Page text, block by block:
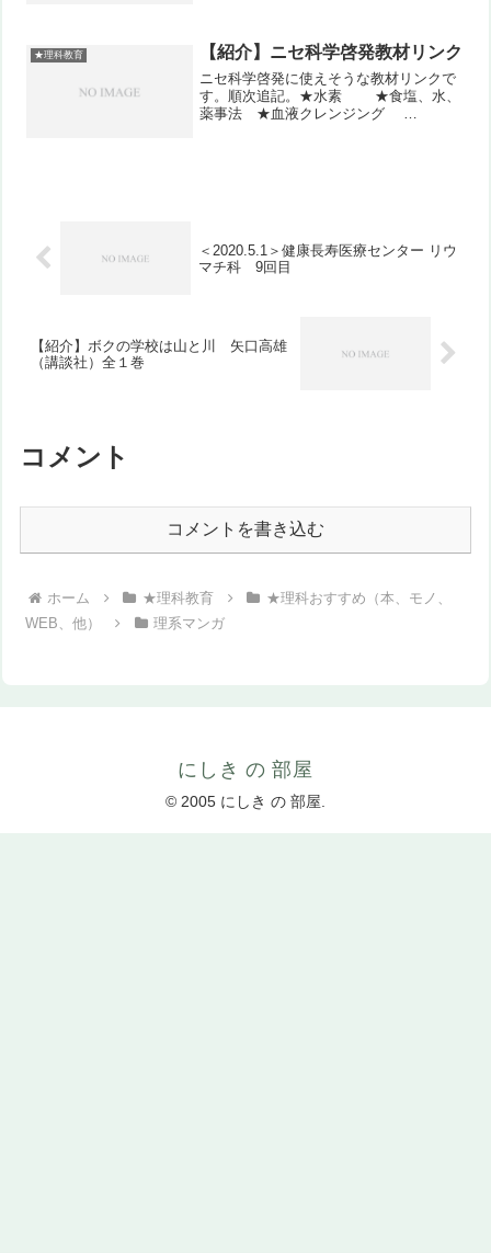
★理科教育 【紹介】ニセ科学啓発教材リンク
ニセ科学啓発に使えそうな教材リンクで
す。順次追記。★水素 ★食塩、水、
薬事法 ★血液クレンジング
＜2020.5.1＞健康長寿医療センター リウ
マチ科 9回目
【紹介】ボクの学校は山と川 矢口高雄
（講談社）全１巻
コメント
コメントを書き込む
ホーム ★理科教育
★理科おすすめ（本、モノ、
WEB、他）
理系マンガ
にしき の 部屋
© 2005 にしき の 部屋.